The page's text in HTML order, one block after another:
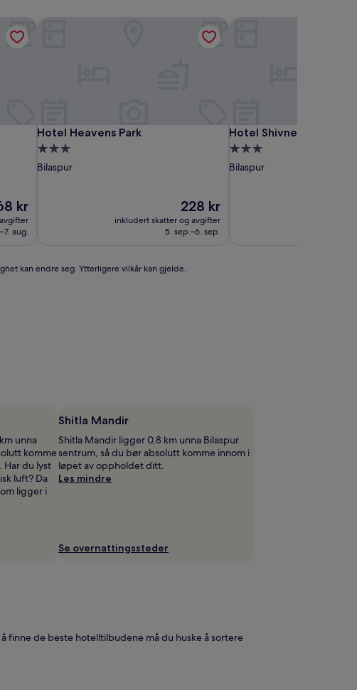
kr
kr
aug.
Hotel Heavens Park
Hotel Heavens Park
Overnattingssted
med
Bilaspur
Prisen
er
228 kr
228 kr
inkludert skatter og avgifter
5. sep.–6. sep.
Hotel Shivneri
Hotel Shivneri
Overnattingssted
med
Bilaspur
kan endre seg. Ytterligere vilkår kan gjelde.
unna
komme
du lyst
luft? Da
ligger i
Shitla Mandir
Shitla Mandir ligger 0,8 km unna Bilaspur
sentrum, så du bør absolutt komme innom i
løpet av oppholdet ditt.
Les mindre
Se overnattingssteder
finne de beste hotelltilbudene må du huske å sortere